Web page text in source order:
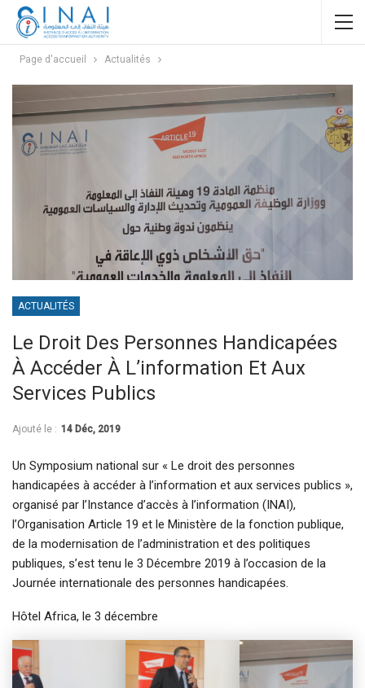
Page d'accueil Actualités
ACTUALITÉS
Le Droit Des Personnes Handicapées
À Accéder À L’information Et Aux
Services Publics
Ajouté le : 14 Déc, 2019
Un Symposium national sur « Le droit des personnes
handicapées à accéder à l’information et aux services publics »,
organisé par l’Instance d’accès à l’information (INAI),
l’Organisation Article 19 et le Ministère de la fonction publique,
de la modernisation de l’administration et des politiques
publiques, s’est tenu le 3 Décembre 2019 à l’occasion de la
Journée internationale des personnes handicapées.
Hôtel Africa, le 3 décembre